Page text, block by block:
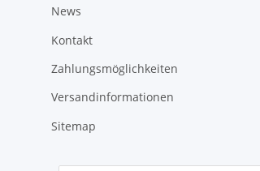
News
Kontakt
Zahlungsmöglichkeiten
Versandinformationen
Sitemap